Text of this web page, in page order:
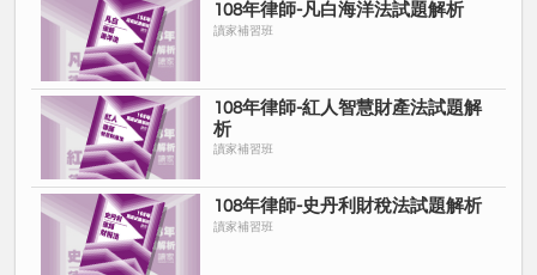
108年律師-凡白海洋法試題解析
讀家補習班
108年律師-紅人智慧財產法試題解
析
讀家補習班
108年律師-史丹利財稅法試題解析
讀家補習班